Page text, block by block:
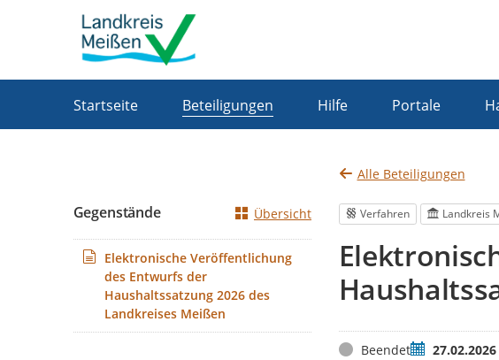
Startseite Beteiligungen Hilfe Portale
Alle Beteiligungen
Verfahren Landkreis
StatusBeendetZeitraum
27.02.2026
Gegenstände Übersicht
Elektronische Veröffentlichung
des Entwurfs der
Haushaltssatzung 2026 des
Landkreises Meißen